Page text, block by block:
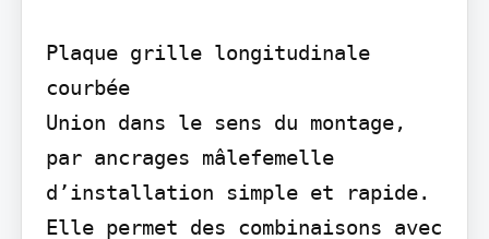
Plaque grille longitudinale
courbée
Union dans le sens du montage,
par ancrages mâlefemelle
d’installation simple et rapide.
Elle permet des combinaisons avec